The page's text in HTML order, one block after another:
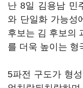
난 8일 김용남 민
와 단일화 가능성
후보는 김 후보의
를 더욱 높이는 형
5파전 구도가 형